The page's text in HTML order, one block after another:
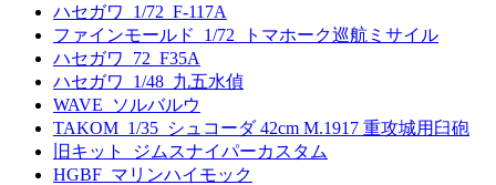
ハセガワ_1/72_F-117A
ファインモールド_1/72_トマホーク巡航ミサイル
ハセガワ_72_F35A
ハセガワ_1/48_九五水偵
WAVE_ソルバルウ
TAKOM_1/35_シュコーダ 42cm M.1917 重攻城用臼砲
旧キット_ジムスナイパーカスタム
HGBF_マリンハイモック